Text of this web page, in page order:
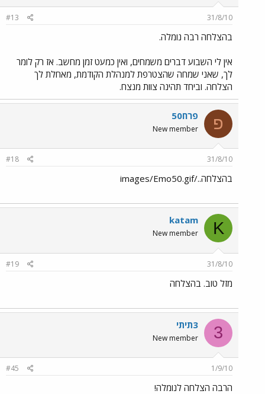
31/8/10
#13
בהצלחה רבה נומלה.
אין לי השבוע דברים משמחים, ואין כמעט זמן מחשב. אז רק לומר
לך, שאני שמחה שהצטרפת למנהלת הקודמת, מאחלת לך
הצלחה. וביחד תהינה צוות מנצח.
פ פרח50
New member
31/8/10
#18
בהצלחה../images/Emo50.gif
K
katam
New member
31/8/10
#19
מזל טוב. בהצלחה
3 3תיתי
New member
1/9/10
#45
הרבה הצלחה לנומלה!